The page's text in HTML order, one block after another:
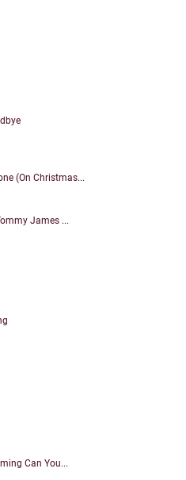
(On Christmas...
James ...
Can You...